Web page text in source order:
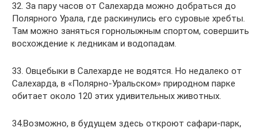
32. За пару часов от Салехарда можно добраться до
Полярного Урала, где раскинулись его суровые хребты.
Там можно заняться горнолыжным спортом, совершить
восхождение к ледникам и водопадам.
33. Овцебыки в Салехарде не водятся. Но недалеко от
Салехарда, в «Полярно-Уральском» природном парке
обитает около 120 этих удивительных животных.
34.Возможно, в будущем здесь откроют сафари-парк,